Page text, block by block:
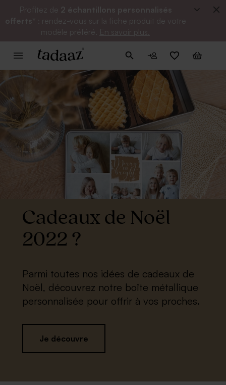
Profitez de 2 échantillons personnalisés
offerts*
: rendez-vous sur la fiche produit de votre
modèle préféré. En savoir plus.
Cadeaux de Noël
2022 ?
Parmi toutes nos idées de cadeaux de
Noël, découvrez notre boîte métallique
personnalisée pour offrir à vos proches.
Je découvre